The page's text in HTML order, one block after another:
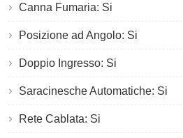
Canna Fumaria: Si
Posizione ad Angolo: Si
Doppio Ingresso: Si
Saracinesche Automatiche: Si
Rete Cablata: Si